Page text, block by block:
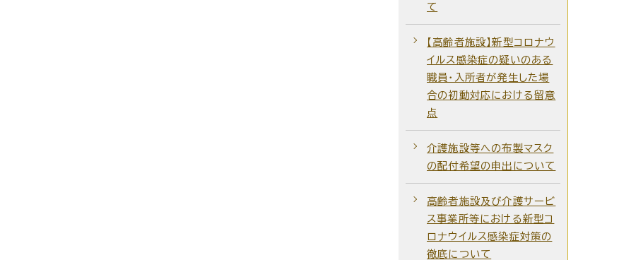
て
【高齢者施設】新型コロナウ
イルス感染症の疑いのある
職員・入所者が発生した場
合の初動対応における留意
点
介護施設等への布製マスク
の配付希望の申出について
高齢者施設及び介護サービ
ス事業所等における新型コ
ロナウイルス感染症対策の
徹底について